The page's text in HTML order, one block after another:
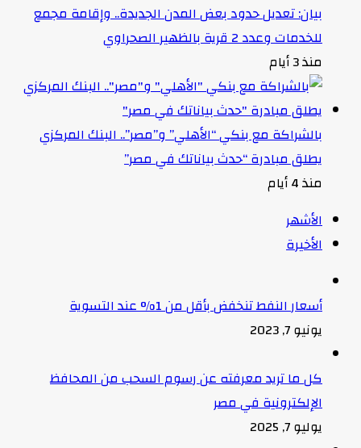
بيان: تعديل حدود بعض المدن الجديدة.. وإقامة مجمع
للخدمات وعدد 2 قرية بالظهير الصحراوي
منذ 3 أيام
بالشراكة مع بنكي “الأهلي” و”مصر”.. البنك المركزي
يطلق مبادرة “حدث بياناتك في مصر”
منذ 4 أيام
الأشهر
الأخيرة
أسعار النفط تنخفض بأقل من 1% عند التسوية
يونيو 7, 2023
كل ما تريد معرفته عن رسوم السحب من المحافظ
الإلكترونية في مصر
يوليو 7, 2025